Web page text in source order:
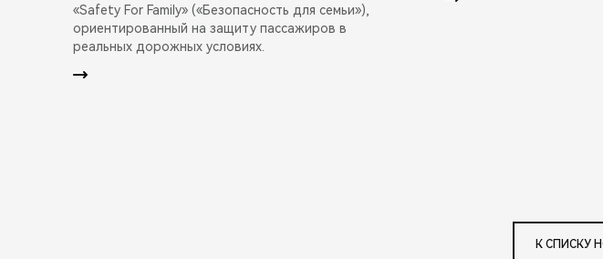
«Safety For Family» («Безопасность для семьи»),
ориентированный на защиту пассажиров в
реальных дорожных условиях.
К СПИСКУ